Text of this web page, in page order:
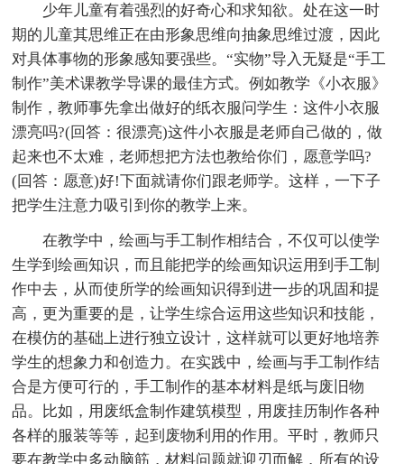
少年儿童有着强烈的好奇心和求知欲。处在这一时
期的儿童其思维正在由形象思维向抽象思维过渡，因此
对具体事物的形象感知要强些。“实物”导入无疑是“手工
制作”美术课教学导课的最佳方式。例如教学《小衣服》
制作，教师事先拿出做好的纸衣服问学生：这件小衣服
漂亮吗?(回答：很漂亮)这件小衣服是老师自己做的，做
起来也不太难，老师想把方法也教给你们，愿意学吗?
(回答：愿意)好!下面就请你们跟老师学。这样，一下子
把学生注意力吸引到你的教学上来。
在教学中，绘画与手工制作相结合，不仅可以使学
生学到绘画知识，而且能把学的绘画知识运用到手工制
作中去，从而使所学的绘画知识得到进一步的巩固和提
高，更为重要的是，让学生综合运用这些知识和技能，
在模仿的基础上进行独立设计，这样就可以更好地培养
学生的想象力和创造力。在实践中，绘画与手工制作结
合是方便可行的，手工制作的基本材料是纸与废旧物
品。比如，用废纸盒制作建筑模型，用废挂历制作各种
各样的服装等等，起到废物利用的作用。平时，教师只
要在教学中多动脑筋，材料问题就迎刃而解，所有的设